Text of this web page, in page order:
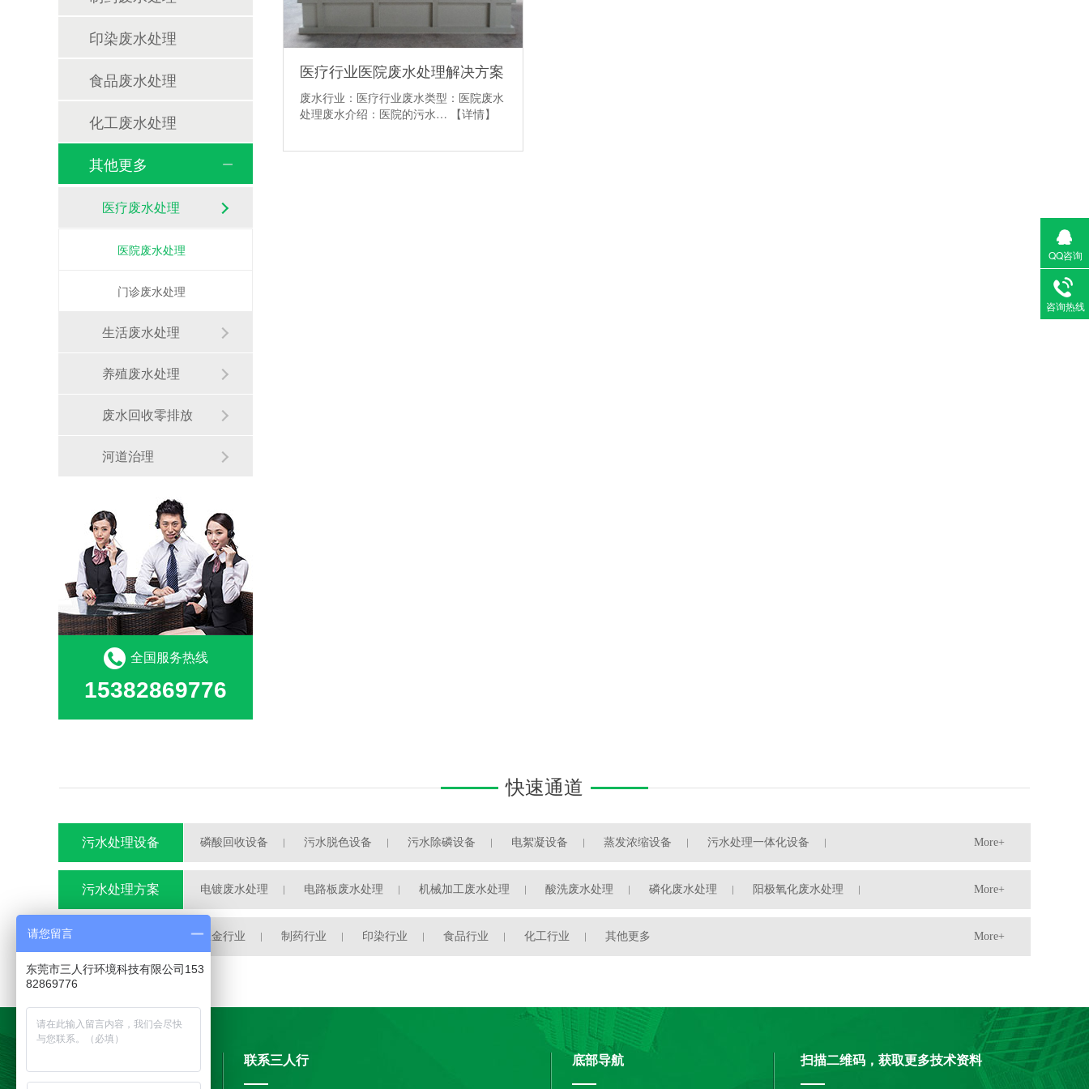
医疗行业医院废水处理解决方案
废水行业：医疗行业废水类型：医院废水
处理废水介绍：医院的污水…
【详情】
印染废水处理
食品废水处理
化工废水处理
其他更多
医疗废水处理
医院废水处理
门诊废水处理
生活废水处理
养殖废水处理
废水回收零排放
河道治理
全国服务热线
15382869776
快速通道
污水处理设备 磷酸回收设备 污水脱色设备 污水除磷设备 电絮凝设备 蒸发浓缩设备 污水处理一体化设备
污水处理自动加药装置
More+
污水处理方案 电镀废水处理 电路板废水处理 机械加工废水处理 酸洗废水处理 磷化废水处理 阳极氧化废水处理
半导体废水处理
More+
五金行业 制药行业 印染行业 食品行业 化工行业 其他更多 More+
联系三人行 底部导航 扫描二维码，获取更多技术资料
QQ咨询
咨询热线
请您留言
东莞市三人行环境科技有限公司153
82869776